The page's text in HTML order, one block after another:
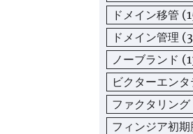
ドメイン移管
ドメイン管理
ノーブランド
ビクターエン
ファクタリング
フィンジア初